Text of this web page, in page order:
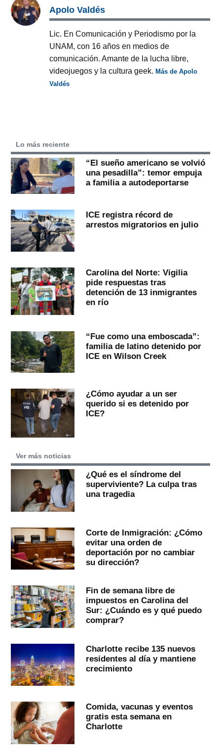
Apolo Valdés
Lic. En Comunicación y Periodismo por la
UNAM, con 16 años en medios de
comunicación. Amante de la lucha libre,
videojuegos y la cultura geek.Más de Apolo
Valdés
Lo más reciente
“El sueño americano se volvió
una pesadilla”: temor empuja
a familia a autodeportarse
ICE registra récord de
arrestos migratorios en julio
Carolina del Norte: Vigilia
pide respuestas tras
detención de 13 inmigrantes
en río
“Fue como una emboscada”:
familia de latino detenido por
ICE en Wilson Creek
¿Cómo ayudar a un ser
querido si es detenido por
ICE?
Ver más noticias
¿Qué es el síndrome del
superviviente? La culpa tras
una tragedia
Corte de Inmigración: ¿Cómo
evitar una orden de
deportación por no cambiar
su dirección?
Fin de semana libre de
impuestos en Carolina del
Sur: ¿Cuándo es y qué puedo
comprar?
Charlotte recibe 135 nuevos
residentes al día y mantiene
crecimiento
Comida, vacunas y eventos
gratis esta semana en
Charlotte